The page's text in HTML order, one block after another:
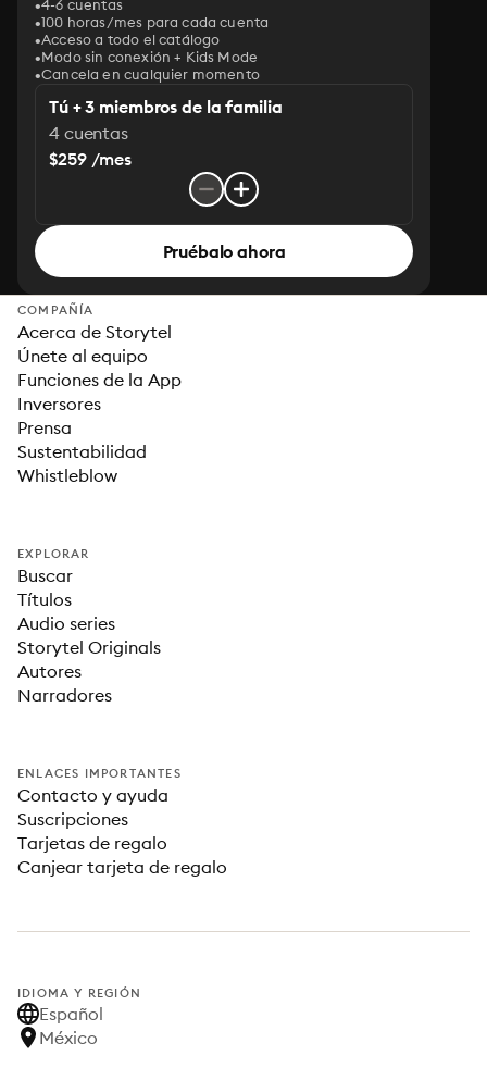
4-6 cuentas
100 horas/mes para cada cuenta
Acceso a todo el catálogo
Modo sin conexión + Kids Mode
Cancela en cualquier momento
Tú + 3 miembros de la familia
4 cuentas
$259 /mes
Pruébalo ahora
COMPAÑÍA
Acerca de Storytel
Únete al equipo
Funciones de la App
Inversores
Prensa
Sustentabilidad
Whistleblow
EXPLORAR
Buscar
Títulos
Audio series
Storytel Originals
Autores
Narradores
ENLACES IMPORTANTES
Contacto y ayuda
Suscripciones
Tarjetas de regalo
Canjear tarjeta de regalo
IDIOMA Y REGIÓN
Español
México